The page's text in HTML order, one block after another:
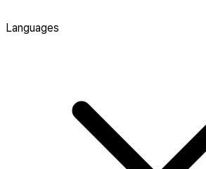
Languages